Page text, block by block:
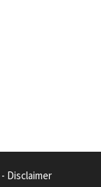
- Disclaimer